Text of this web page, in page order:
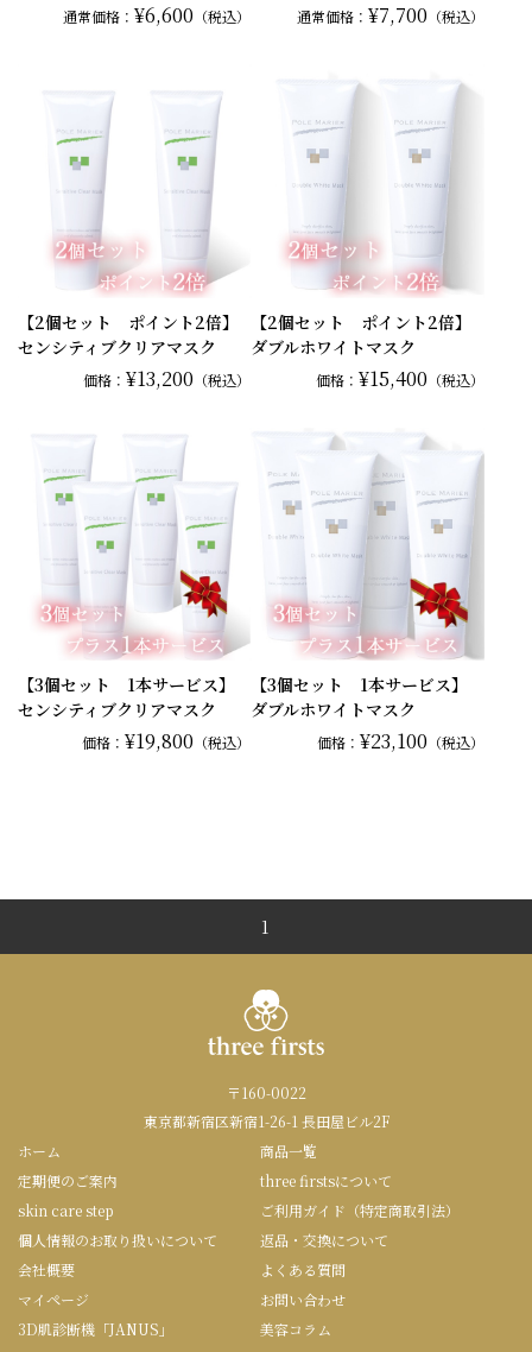
通常価格： ¥6,600 （税込）
通常価格： ¥7,700 （税込）
【2個セット ポイント2倍】
センシティブクリアマスク
価格：¥13,200 （税込）
【2個セット ポイント2倍】
ダブルホワイトマスク
価格： ¥15,400 （税込）
【3個セット 1本サービス】
センシティブクリアマスク
価格：¥19,800 （税込）
【3個セット 1本サービス】
ダブルホワイトマスク
価格： ¥23,100 （税込）
1
〒160-0022
東京都新宿区新宿1-26-1 長田屋ビル2F
ホーム
商品一覧
定期便のご案内
three firstsについて
skin care step
ご利用ガイド（特定商取引法）
個人情報のお取り扱いについて
返品・交換について
会社概要
よくある質問
マイページ
お問い合わせ
3D肌診断機「JANUS」
美容コラム